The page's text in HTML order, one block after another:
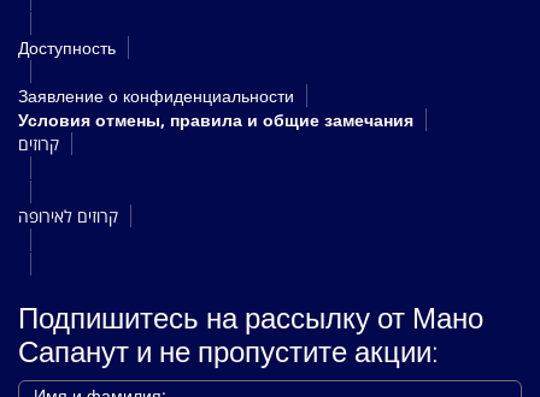
Доступность
Заявление о конфиденциальности
Условия отмены, правила и общие замечания
קרוזים
קרוזים לאירופה
Подпишитесь на рассылку от Мано
Сапанут и не пропустите акции: